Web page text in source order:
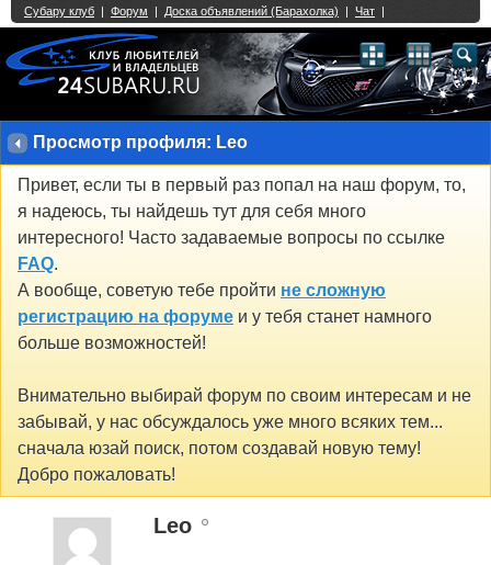
Просмотр профиля: Leo
Привет, если ты в первый раз попал на наш форум, то,
я надеюсь, ты найдешь тут для себя много
интересного! Часто задаваемые вопросы по ссылке
FAQ.
А вообще, советую тебе пройти не сложную
регистрацию на форуме и у тебя станет намного
больше возможностей!
Внимательно выбирай форум по своим интересам и не
забывай, у нас обсуждалось уже много всяких тем...
сначала юзай поиск, потом создавай новую тему!
Добро пожаловать!
Leo
Single Sign On provided byvBSSO
2 3 4 5 6 7 8 9 10 11 12 13 14 15 16 17 18 21 22 23 24 25 26
27 28 29 30 31 32 33 34 35 36 37 38 39 40 41 42 43